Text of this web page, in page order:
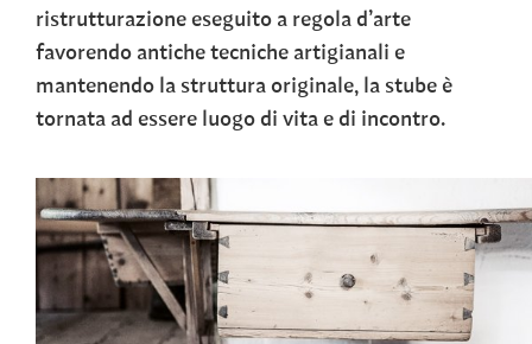
ristrutturazione eseguito a regola d’arte
favorendo antiche tecniche artigianali e
mantenendo la struttura originale, la stube è
tornata ad essere luogo di vita e di incontro.